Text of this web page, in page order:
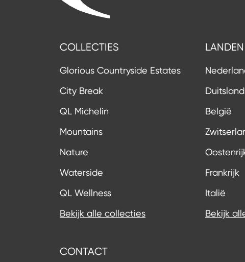
COLLECTIES
Glorious Countryside Estates
City Break
QL Michelin
Mountains
Nature
Waterside
QL Wellness
Bekijk alle collecties
LANDEN
Duitsland
België
Frankrijk
Italië
Bekijk
CONTACT